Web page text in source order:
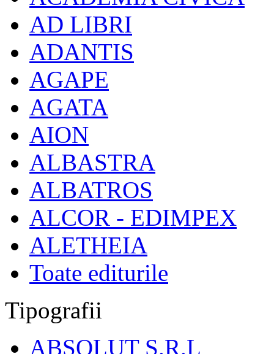
AD LIBRI
ADANTIS
AGAPE
AGATA
AION
ALBASTRA
ALBATROS
ALCOR - EDIMPEX
ALETHEIA
Toate editurile
Tipografii
ABSOLUT S.R.L